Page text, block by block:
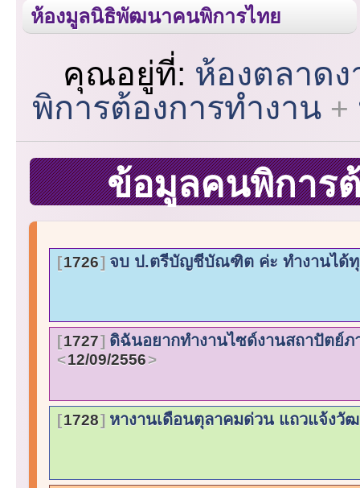
ห้องมูลนิธิพัฒนาคนพิการไทย
คุณอยู่ที่: ห้องตลาด
พิการต้องการทำงาน
ข้อมูลคนพิการ
1726 จบ ป.ตรีบัญชีบัณฑิต ค่ะ ทำงานได้
1727 ดิฉันอยากทำงานไซด์งานสถาปัตย์
12/09/2556
1728 หางานเดือนตุลาคมด่วน แถวแจ้งวั